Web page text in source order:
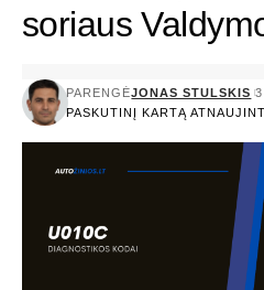
soriaus
PASKUTINĮ KARTĄ
PARENGĖJONAS STULSKIS